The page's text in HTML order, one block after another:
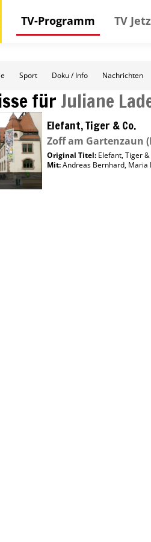
TV-Programm TV
Sport Doku / Info Nachrichten
für Juliane
Elefant, Tiger & Co.
Zoff am Gartenzaun
Original Titel: Elefant, Tiger &
Mit:Andreas Bernhard, Maria